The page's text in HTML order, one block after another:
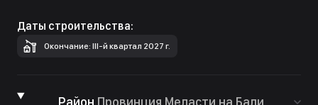
Даты строительства:
Окончание: III-й квартал 2027 г.
Район Провинция Меласти на Бали